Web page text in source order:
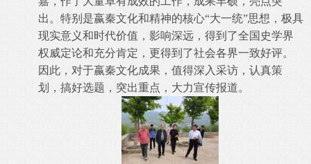
出。特别是嬴秦文化和精神的核心“大一统”思想，极具
现实意义和时代价值，影响深远，得到了全国史学界
权威定论和充分肯定，更得到了社会各界一致好评。
因此，对于嬴秦文化成果，值得深入采访，认真策
划，搞好选题，突出重点，大力宣传报道。